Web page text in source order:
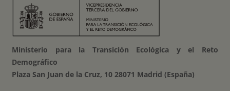
Ministerio para la Transición Ecológica y el Reto
Demográfico
Plaza San Juan de la Cruz, 10 28071 Madrid (España)